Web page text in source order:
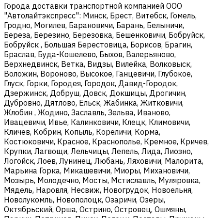
Города доставки транспортной компанией ООО
"Автолайтэкспресс": Минск, Брест, Витебск, Гомель,
Гродно, Могилев, Барановичи, Барань, Белыничи,
Береза, Березино, Березовка, Бешенковичи, Бобруйск,
Бобруйск , Большая Берестовица, Борисов, Брагин,
Браслав, Буда-Кошелево, Быхов, Валерьяново,
Верхнедвинск, Ветка, Видзы, Вилейка, Волковыск,
Воложин, Вороново, Высокое, Ганцевичи, Глубокое,
Глуск, Горки, Городея, Городок, Давид-Городок,
Дзержинск, Добруш, Довск, Докшицы, Дрогичин,
Дубровно, Дятлово, Ельск, Жабинка, Житковичи,
Жлобин , Жодино, Заславль, Зельва, Иваново,
Ивацевичи, Ивье, Калинковичи, Клецк, Климовичи,
Кличев, Кобрин, Копыль, Кореличи, Корма,
Костюковичи, Красное, Краснополье, Кремное, Кричев,
Крупки, Лагвощи, Лельчицы, Лепель, Лида, Лиозно,
Логойск, Лоев, Лунинец, Любань, Ляховичи, Малорита,
Марьина Горка, Микашевичи, Миоры, Михановичи,
Мозырь, Молодечно, Мосты, Мстиславль, Муляровка,
Мядель, Наровля, Несвиж, Новогрудок, Новоельня,
Новолукомль, Новополоцк, Озаричи, Озеры,
Октябрьский, Орша, Острино, Островец, Ошмяны,